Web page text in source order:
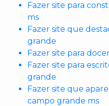
Fazer site para
ms
Fazer site que
grande
Fazer site para
Fazer site para
grande
Fazer site que
campo grande ms